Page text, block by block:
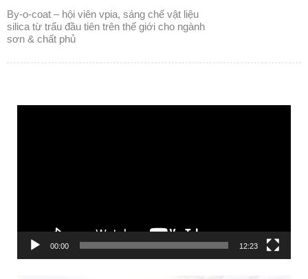
by-o-coat – hội viên vpia, sáng chế vật liệu
silica từ trấu đầu tiên trên thế giới cho ngành
sơn & chất phủ
00:00 12:23